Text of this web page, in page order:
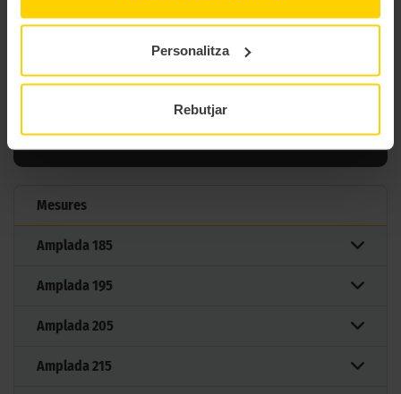
Personalitza
Rebutjar
23 MIDES DEL PNEUMÀTIC
BFGOODRICH ACTIVAN 4S
Mesures
Amplada 185
Amplada 195
Amplada 205
Amplada 215